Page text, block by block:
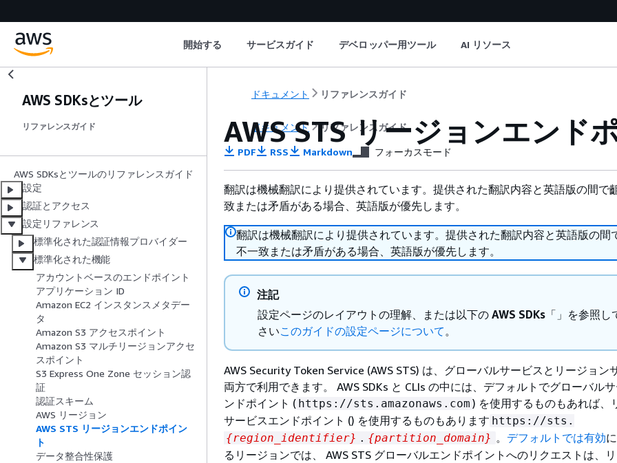
開始する サービスガイド デベロッパー用ツール AI リソース
AWS SDKsとツール
リファレンスガイド
AWS SDKsとツールのリファレンスガイド
設定
認証とアクセス
設定リファレンス
標準化された認証情報プロバイダー
標準化された機能
アカウントベースのエンドポイント
アプリケーション ID
Amazon EC2 インスタンスメタデー
タ
Amazon S3 アクセスポイント
Amazon S3 マルチリージョンアクセ
スポイント
S3 Express One Zone セッション認
証
認証スキーム
AWS リージョン
AWS STS リージョンエンドポイン
ト
データ整合性保護
ドキュメント リファレンスガイド
ドキュメント リファレンスガイド
AWS STS リージョンエンド
PDF RSS Markdown フォーカスモード
翻訳は機械翻訳により提供されています。提供された翻訳内容と英語版の間で
致または矛盾がある場合、英語版が優先します。
翻訳は機械翻訳により提供されています。提供された翻訳内容と英語版の間
不一致または矛盾がある場合、英語版が優先します。
注記
設定ページのレイアウトの理解、または以下の AWS SDKs 「」を参照し
さいこのガイドの設定ページについて。
AWS Security Token Service (AWS STS) は、グローバルサービスとリージョン
両方で利用できます。 AWS SDKs と CLIs の中には、デフォルトでグローバル
ンドポイント ( https://sts.amazonaws.com ) を使用するものもあれば、
サービスエンドポイント () を使用するものもあります https://sts.
{region_identifier} . {partition_domain} 。 デフォルトでは有効
るリージョンでは、 AWS STS グローバルエンドポイントへのリクエストは、